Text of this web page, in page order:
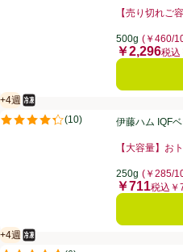
【売り切れご
500g (￥460/
価格
￥2,296税込
伊藤ハム IQFベーコン拍子木切り
+4週
賞味・消費期限保証：4週間
冷凍食品
(10)
評価は10件のレビューで5点中4.3
伊藤ハム IQF
【大容量】お
250g (￥285/
価格
￥711税込￥
+4週
賞味・消費期限保証：4週間
冷凍食品